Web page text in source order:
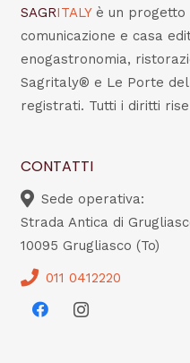
SAGRITALY è un progetto
comunicazione e casa
enogastronomia,
Sagritaly® e Le Porte
registrati. Tutti i diritti
CONTATTI
Sede operativa:
Strada Antica di
10095 Grugliasco (To)
011 0412220